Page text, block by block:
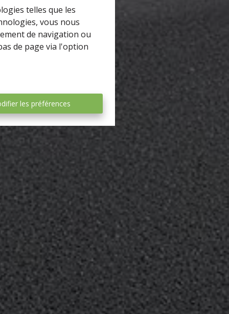
telles que les
vous nous
de navigation ou
de page via l'option
les préférences